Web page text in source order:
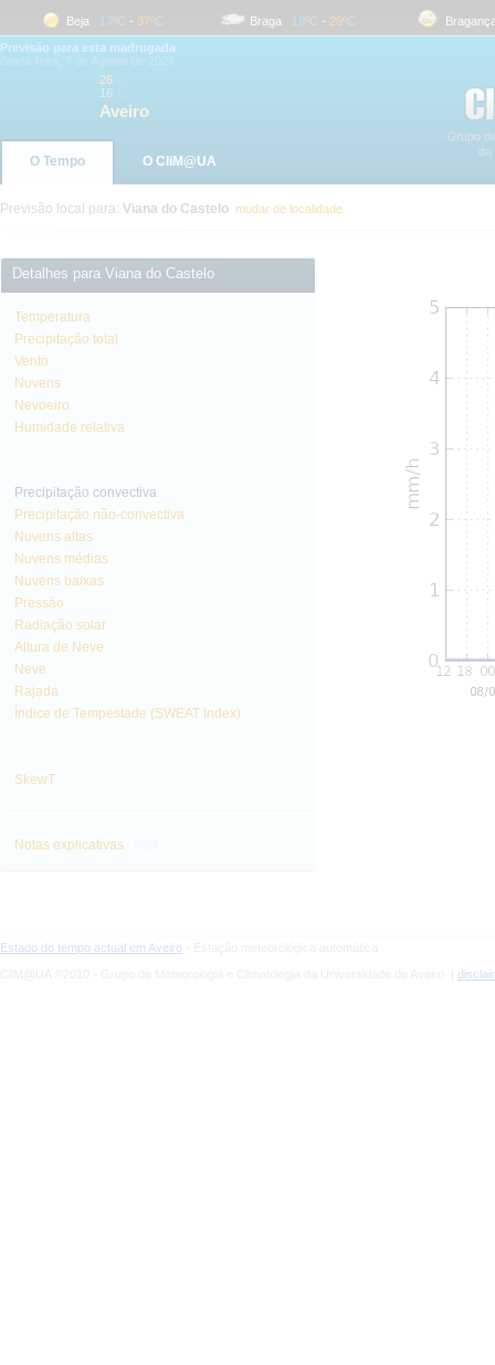
Beja 17 ºC- 37 ºC Braga 18 ºC- 29 ºC Bragança
Previsão para esta madrugada
26
16
Aveiro
O Tempo O CliM@UA
Previsão local para: Viana do Castelo mudar de localidade
Detalhes para Viana do Castelo
Temperatura
Precipitação total
Vento
Nuvens
Nevoeiro
Humidade relativa
Precipitação convectiva
Precipitação não-convectiva
Nuvens altas
Nuvens médias
Nuvens baixas
Pressão
Radiação solar
Altura de Neve
Neve
Rajada
Índice de Tempestade (SWEAT Index)
SkewT
Notas explicativas
Estado do tempo actual em Aveiro - Estação meteorológica automática
CliM@UA ©2010 - Grupo de Meteorologia e Climatologia da Universidade de Aveiro |